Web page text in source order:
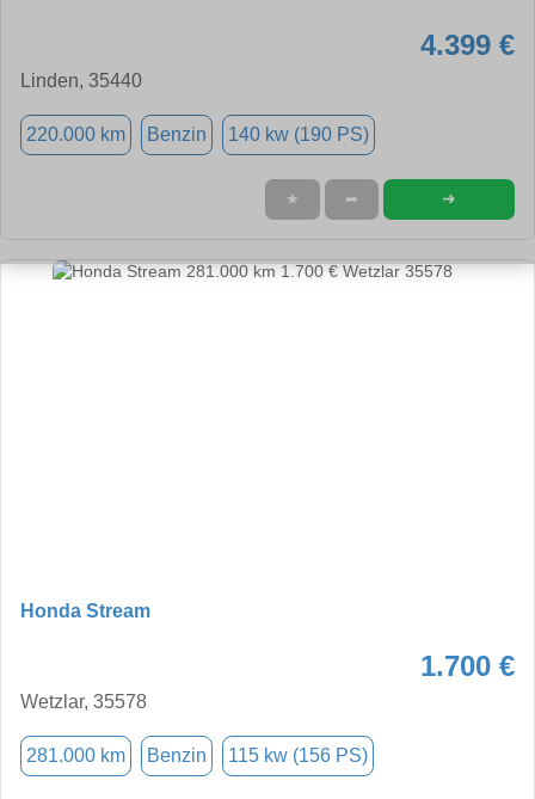
4.399 €
Linden, 35440
220.000 km Benzin 140 kw (190 PS)
★ ➦ ➜
Honda Stream
1.700 €
Wetzlar, 35578
281.000 km Benzin 115 kw (156 PS)